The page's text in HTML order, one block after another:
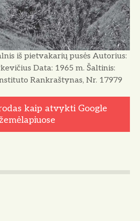
iš pietvakarių pusės Autorius:
Data: 1965 m. Šaltinis:
Rankraštynas, Nr. 17979
kaip atvykti Google